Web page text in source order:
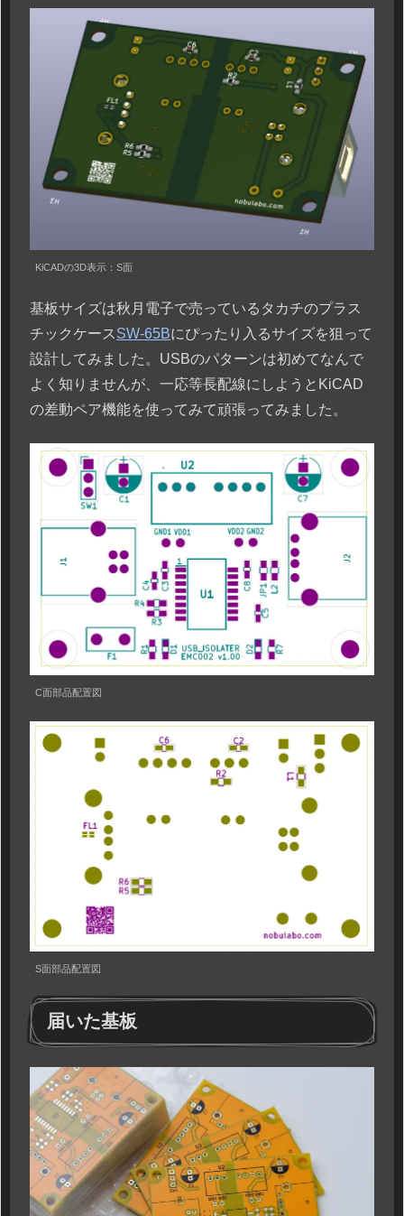
KiCADの3D表示：S面
基板サイズは秋月電子で売っているタカチのプラス
チックケース SW-65Bにぴったり入るサイズを狙って
設計してみました。USBのパターンは初めてなんで
よく知りませんが、一応等長配線にしようとKiCAD
の差動ペア機能を使ってみて頑張ってみました。
C面部品配置図
S面部品配置図
届いた基板